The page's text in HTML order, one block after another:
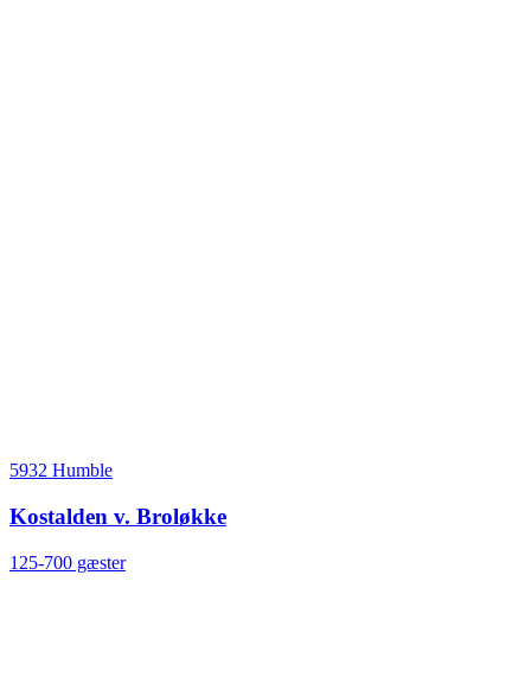
5932 Humble
Kostalden v. Broløkke
125-700 gæster